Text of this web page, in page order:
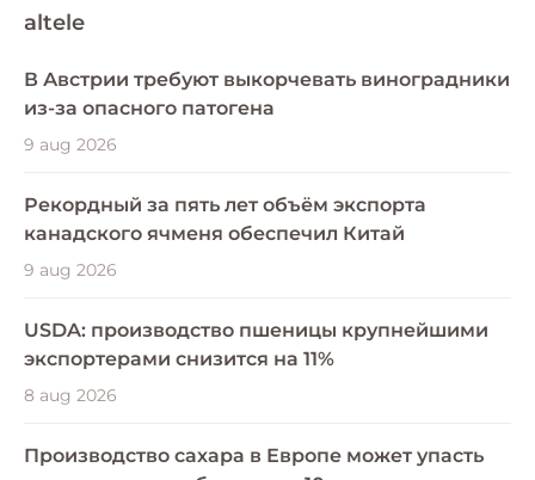
altele
В Австрии требуют выкорчевать виноградники
из-за опасного патогена
9 aug 2026
Рекордный за пять лет объём экспорта
канадского ячменя обеспечил Китай
9 aug 2026
USDA: производство пшеницы крупнейшими
экспортерами снизится на 11%
8 aug 2026
Производство сахара в Европе может упасть